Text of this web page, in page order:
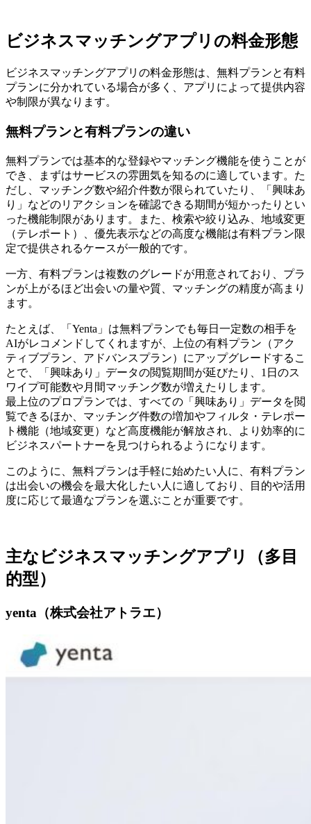
ビジネスマッチングアプリの料金形態
ビジネスマッチングアプリの料金形態は、無料プランと有料
プランに分かれている場合が多く、アプリによって提供内容
や制限が異なります。
無料プランと有料プランの違い
無料プランでは基本的な登録やマッチング機能を使うことが
でき、まずはサービスの雰囲気を知るのに適しています。た
だし、マッチング数や紹介件数が限られていたり、「興味あ
り」などのリアクションを確認できる期間が短かったりとい
った機能制限があります。また、検索や絞り込み、地域変更
（テレポート）、優先表示などの高度な機能は有料プラン限
定で提供されるケースが一般的です。
一方、有料プランは複数のグレードが用意されており、プラ
ンが上がるほど出会いの量や質、マッチングの精度が高まり
ます。
たとえば、「Yenta」は無料プランでも毎日一定数の相手を
AIがレコメンドしてくれますが、上位の有料プラン（アク
ティブプラン、アドバンスプラン）にアップグレードするこ
とで、「興味あり」データの閲覧期間が延びたり、1日のス
ワイプ可能数や月間マッチング数が増えたりします。
最上位のプロプランでは、すべての「興味あり」データを閲
覧できるほか、マッチング件数の増加やフィルタ・テレポー
ト機能（地域変更）など高度機能が解放され、より効率的に
ビジネスパートナーを見つけられるようになります。
このように、無料プランは手軽に始めたい人に、有料プラン
は出会いの機会を最大化したい人に適しており、目的や活用
度に応じて最適なプランを選ぶことが重要です。
主なビジネスマッチングアプリ（多目
的型）
yenta（株式会社アトラエ）